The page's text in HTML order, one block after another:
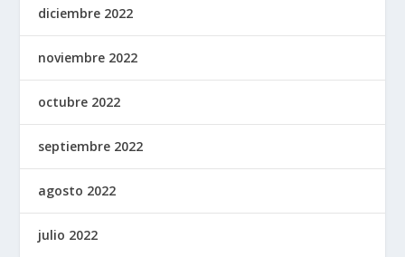
diciembre 2022
noviembre 2022
octubre 2022
septiembre 2022
agosto 2022
julio 2022